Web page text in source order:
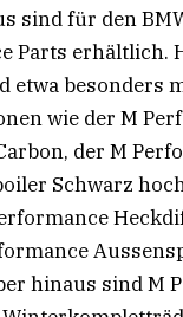
sind für den
Parts erhältlich.
etwa besonders
wie der M
der M
Schwarz
hinaus sind M